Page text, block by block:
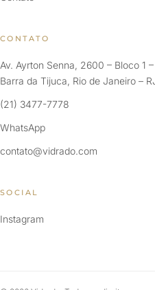
CONTATO
Av. Ayrton Senna, 2600 – Bloco 1
Barra da Tijuca, Rio de Janeiro –
(21) 3477-7778
WhatsApp
contato@vidrado.com
SOCIAL
Instagram